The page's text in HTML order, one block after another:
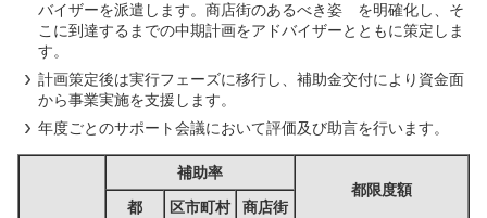
バイザーを派遣します。商店街のあるべき姿 を明確化し、そ
こに到達するまでの中期計画をアドバイザーとともに策定しま
す。
計画策定後は実行フェーズに移行し、補助金交付により資金面
から事業実施を支援します。
年度ごとのサポート会議において評価及び助言を行います。
補助率
都限度額
都
区市町村
商店街